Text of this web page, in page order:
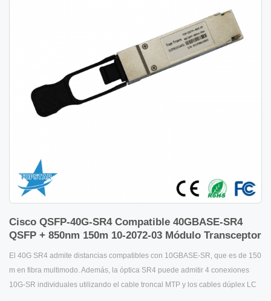
Cisco QSFP-40G-SR4 Compatible 40GBASE-SR4
QSFP + 850nm 150m 10-2072-03 Módulo Transceptor
El 40G SR4 admite distancias compatibles con 10GBASE-SR, que es de 150
m en fibra multimodo. Además, la óptica SR4 puede admitir 4 conexiones
10G-SR individuales utilizando el cable troncal MTP y los cables dúplex LC